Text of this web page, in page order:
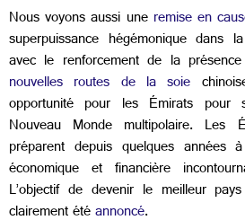
Nous voyons aussi uneremise en
superpuissance hégémonique dans
avec le renforcement de la
nouvelles routes de la soie
opportunité pour les Émirats pour
Nouveau Monde multipolaire. Les
préparent depuis quelques années
économique et financière
L’objectif de devenir le meilleur
clairement étéannoncé.